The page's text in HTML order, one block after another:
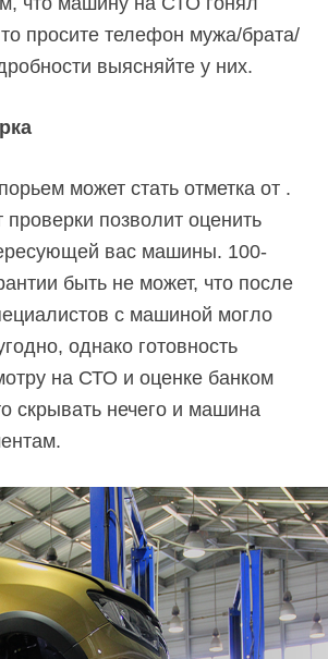
просите телефон мужа/брата/
выясняйте у них.
может стать отметка от .
позволит оценить
вас машины. 100-
быть не может, что после
с машиной могло
однако готовность
на СТО и оценке банком
скрывать нечего и машина